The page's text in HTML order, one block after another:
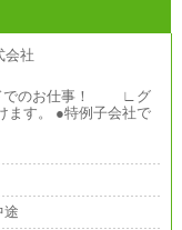
ドでのお仕事！ ∟グ
ます。 ●特例子会社で
途